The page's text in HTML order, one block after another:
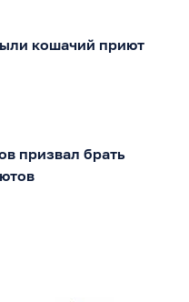
кошачий приют
призвал брать